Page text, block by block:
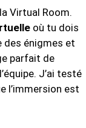
Virtual Room.
où tu dois
des énigmes et
parfait de
J’ai testé
l’immersion est